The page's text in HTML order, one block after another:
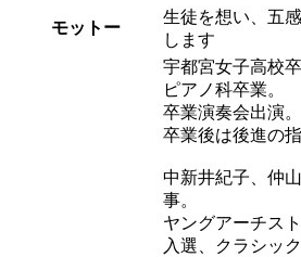
モットー
生徒を想い、五
します
宇都宮女子高校
ピアノ科卒業。
卒業演奏会出演。
卒業後は後進の
中新井紀子、仲
事。
ヤングアーチス
入選、クラシッ